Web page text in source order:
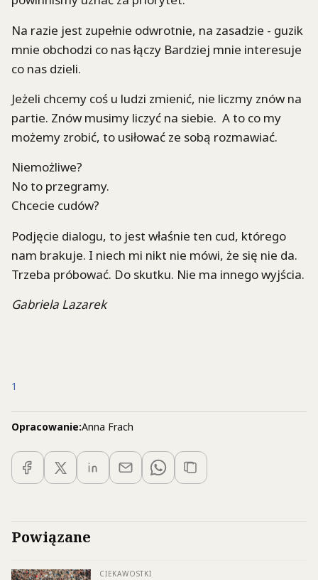
Na razie jest zupełnie odwrotnie, na zasadzie - guzik
mnie obchodzi co nas łączy Bardziej mnie interesuje
co nas dzieli.
Jeżeli chcemy coś u ludzi zmienić, nie liczmy znów na
partie. Znów musimy liczyć na siebie. A to co my
możemy zrobić, to usiłować ze sobą rozmawiać.
Niemożliwe?
No to przegramy.
Chcecie cudów?
Podjęcie dialogu, to jest właśnie ten cud, którego
nam brakuje. I niech mi nikt nie mówi, że się nie da.
Trzeba próbować. Do skutku. Nie ma innego wyjścia.
Gabriela Lazarek
1
Opracowanie:Anna Frach
Powiązane
CIEKAWOSTKI